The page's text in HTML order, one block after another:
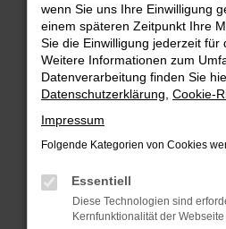
Beim Laden ist ein Fehler
Hier sind ein paar Tipps, die
Überprüfe deine
Internetverbindung.
Laden andere Webseiten,
Suchmaschine?
Prüfe deine
können das Laden
verhindern. Funktioniert
wenn Sie uns Ihre Einwilligung
einem späteren Zeitpunkt Ihre
Sie die Einwilligung jederzeit für
Weitere Informationen zum
Datenverarbeitung finden Sie
Datenschutzerklärung Cookie-
Impressum
Folgende Kategorien von Cookies
Essentiell
Diese Technologien sind
Kernfunktionalität der